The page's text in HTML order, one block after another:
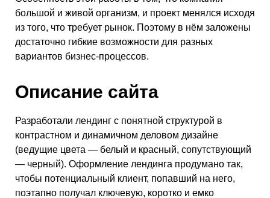
большой и живой организм, и проект менялся исходя
из того, что требует рынок. Поэтому в нём заложены
достаточно гибкие возможности для разных
вариантов бизнес-процессов.
Описание сайта
Разработали лендинг с понятной структурой в
контрастном и динамичном деловом дизайне
(ведущие цвета — белый и красный, сопутствующий
— черный). Оформление лендинга продумано так,
чтобы потенциальный клиент, попавший на него,
поэтапно получал ключевую, коротко и емко